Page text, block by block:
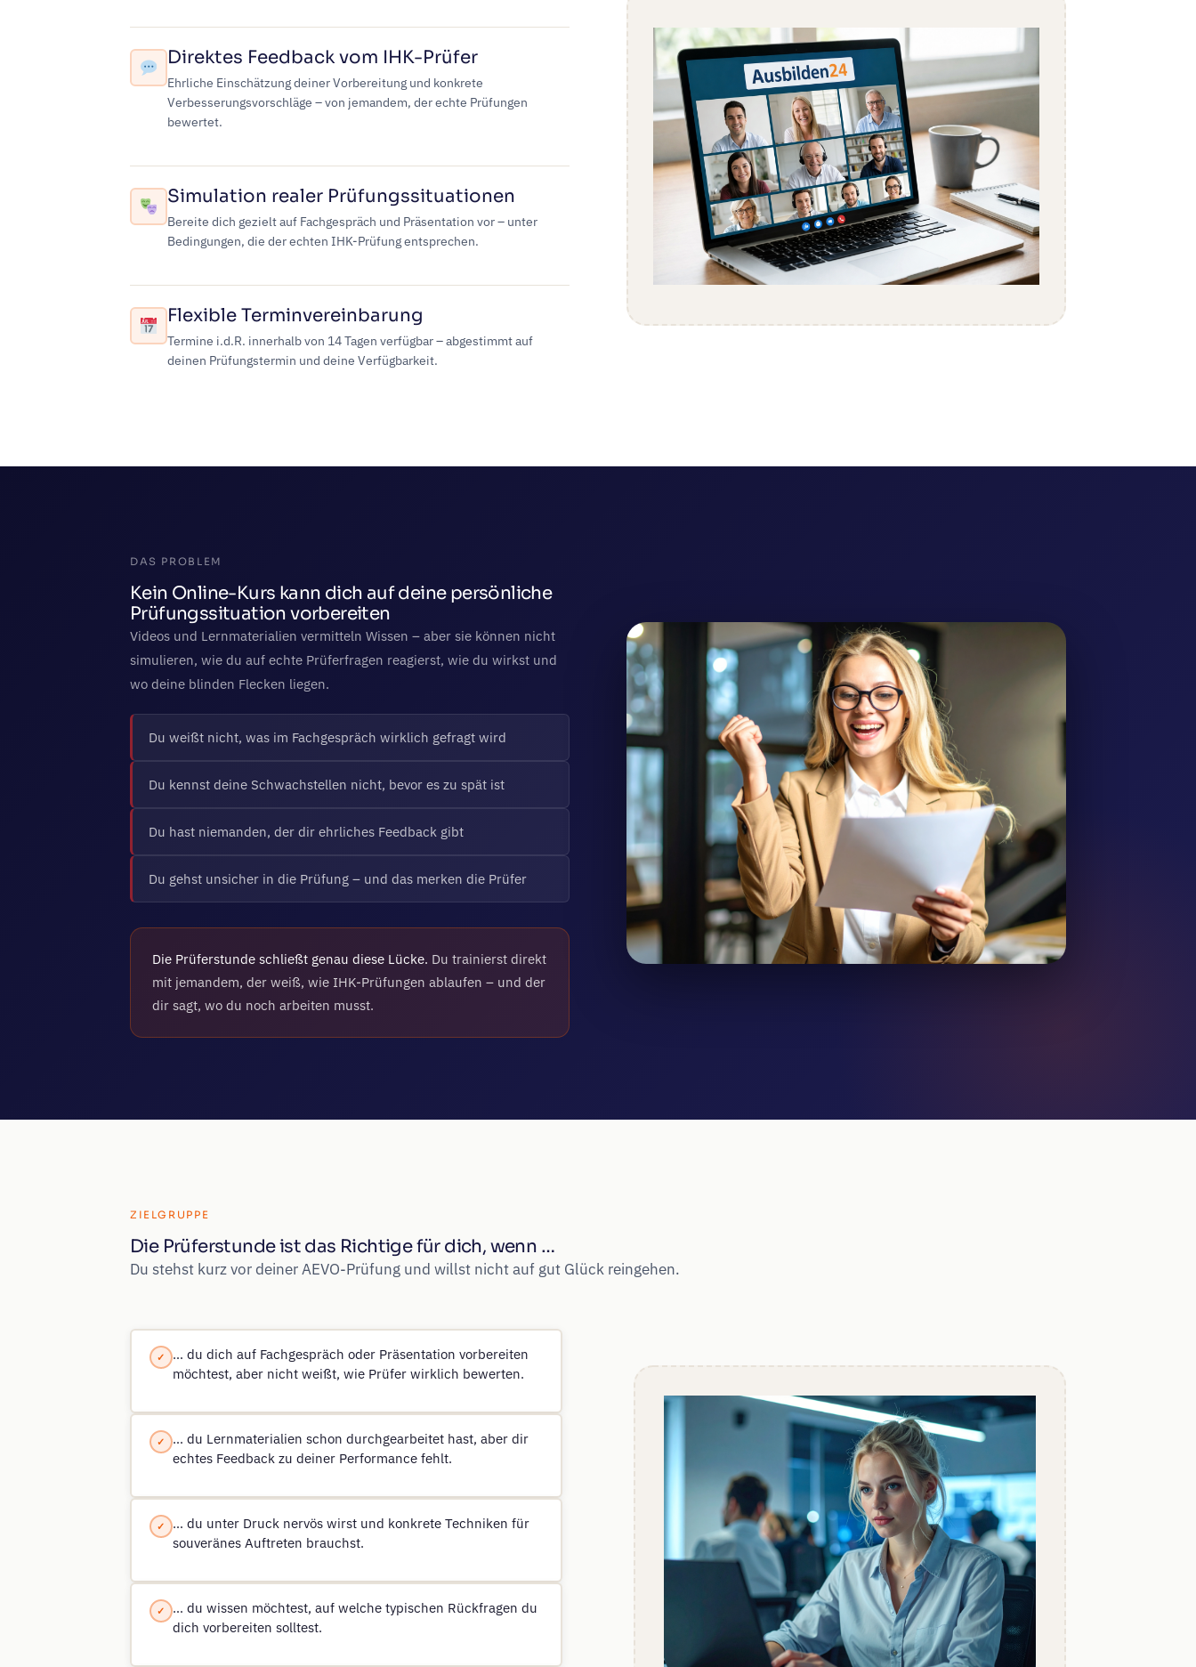
Direktes Feedback vom IHK-Prüfer
Ehrliche Einschätzung deiner Vorbereitung und konkrete
Verbesserungsvorschläge – von jemandem, der echte Prüfungen
bewertet.
Simulation realer Prüfungssituationen
Bereite dich gezielt auf Fachgespräch und Präsentation vor – unter
Bedingungen, die der echten IHK-Prüfung entsprechen.
Flexible Terminvereinbarung
Termine i.d.R. innerhalb von 14 Tagen verfügbar – abgestimmt auf
deinen Prüfungstermin und deine Verfügbarkeit.
DAS PROBLEM
Kein Online-Kurs kann dich auf deine persönliche
Prüfungssituation vorbereiten
Videos und Lernmaterialien vermitteln Wissen – aber sie können nicht
simulieren, wie du auf echte Prüferfragen reagierst, wie du wirkst und
wo deine blinden Flecken liegen.
Du weißt nicht, was im Fachgespräch wirklich gefragt wird
Du kennst deine Schwachstellen nicht, bevor es zu spät ist
Du hast niemanden, der dir ehrliches Feedback gibt
Du gehst unsicher in die Prüfung – und das merken die Prüfer
Die Prüferstunde schließt genau diese Lücke. Du trainierst direkt
mit jemandem, der weiß, wie IHK-Prüfungen ablaufen – und der
dir sagt, wo du noch arbeiten musst.
ZIELGRUPPE
Die Prüferstunde ist das Richtige für dich, wenn …
Du stehst kurz vor deiner AEVO-Prüfung und willst nicht auf gut Glück reingehen.
… du dich auf Fachgespräch oder Präsentation vorbereiten
möchtest, aber nicht weißt, wie Prüfer wirklich bewerten.
… du Lernmaterialien schon durchgearbeitet hast, aber dir
echtes Feedback zu deiner Performance fehlt.
… du unter Druck nervös wirst und konkrete Techniken für
souveränes Auftreten brauchst.
… du wissen möchtest, auf welche typischen Rückfragen du
dich vorbereiten solltest.